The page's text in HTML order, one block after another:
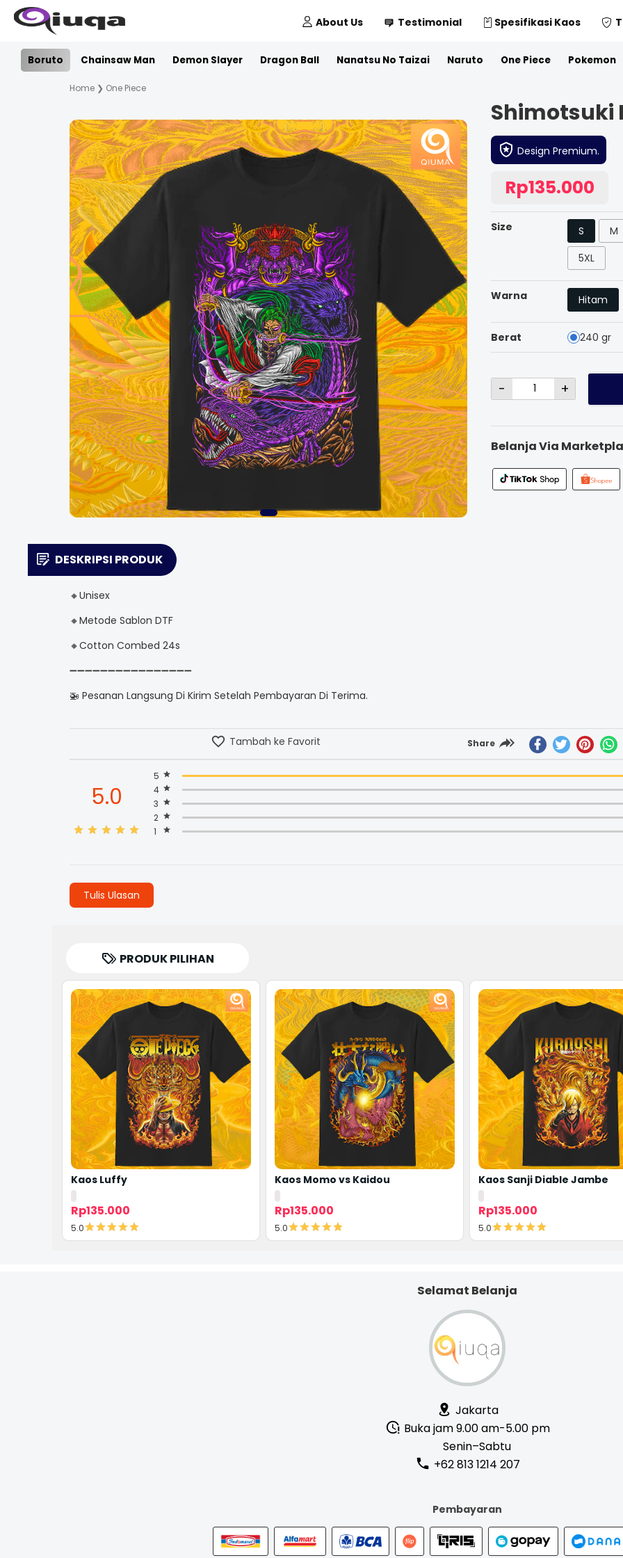
About Us Testimonial Spesifikasi Kaos
Boruto Chainsaw Man Demon Slayer Dragon Ball Nanatsu No Taizai Naruto One Piece Pokemon
Home ❯ One Piece
Shimotsuki
Design Premium.
Rp135.000
Size S M
5XL
Warna Hitam
Berat 240 gr
- +
Belanja Via
DESKRIPSI PRODUK
🔸Unisex
🔸Metode Sablon DTF
🔸Cotton Combed 24s
➖➖➖➖➖➖➖➖➖➖➖➖➖➖➖➖
🚁 Pesanan Langsung Di Kirim Setelah Pembayaran Di Terima.
Tambah ke Favorit Share
5.0
5
4
3
2
1
Tulis Ulasan
PRODUK PILIHAN
Kaos Luffy
Rp135.000
5.0
Kaos Momo vs Kaidou
Rp135.000
5.0
Kaos Sanji Diable Jambe
Rp135.000
5.0
Selamat Belanja
Jakarta
Buka jam 9.00 am-5.00 pm
Senin–Sabtu
+62 813 1214 207
Pembayaran